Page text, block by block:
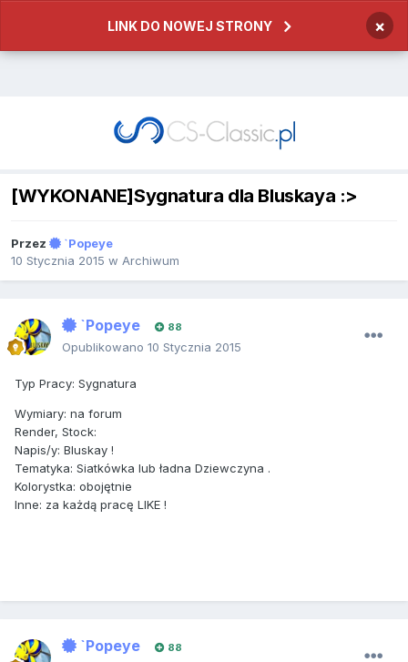
LINK DO NOWEJ STRONY ×
[WYKONANE]Sygnatura dla Bluskaya :>
Przez
`Popeye
10 Stycznia 2015 w Archiwum
`Popeye 88
Opublikowano 10 Stycznia 2015
Typ Pracy: Sygnatura
Wymiary: na forum
Render, Stock:
Napis/y: Bluskay !
Tematyka: Siatkówka lub ładna Dziewczyna .
Kolorystka: obojętnie
Inne: za każdą pracę LIKE !
`Popeye 88